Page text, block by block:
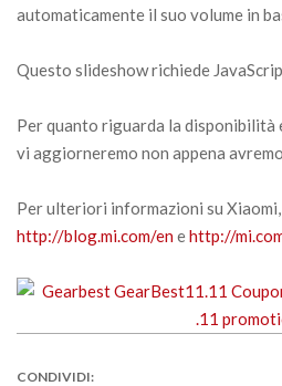
automaticamente il suo volume in
Questo slideshow richiede
Per quanto riguarda la disponibilità
vi aggiorneremo non appena
Per ulteriori informazioni su
http://blog.mi.com/enehttp://
CONDIVIDI: